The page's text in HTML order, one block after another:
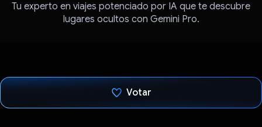
Tu experto en viajes potenciado por IA que te descubre
lugares ocultos con Gemini Pro.
Votar